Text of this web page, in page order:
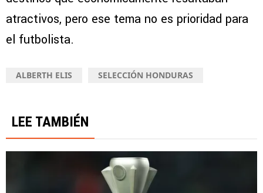
atractivos, pero ese tema no es prioridad para
el futbolista.
ALBERTH ELIS SELECCIÓN HONDURAS
LEE TAMBIÉN